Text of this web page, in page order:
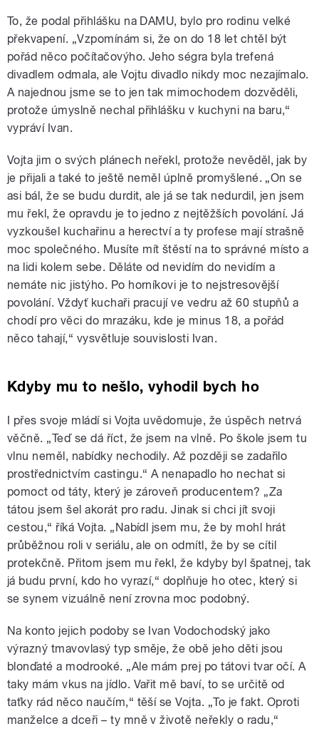
To, že podal přihlášku na DAMU, bylo pro rodinu velké
překvapení. „Vzpomínám si, že on do 18 let chtěl být
pořád něco počítačovýho. Jeho ségra byla trefená
divadlem odmala, ale Vojtu divadlo nikdy moc nezajímalo.
A najednou jsme se to jen tak mimochodem dozvěděli,
protože úmyslně nechal přihlášku v kuchyni na baru,“
vypráví Ivan.
Vojta jim o svých plánech neřekl, protože nevěděl, jak by
je přijali a také to ještě neměl úplně promyšlené. „On se
asi bál, že se budu durdit, ale já se tak nedurdil, jen jsem
mu řekl, že opravdu je to jedno z nejtěžších povolání. Já
vyzkoušel kuchařinu a herectví a ty profese mají strašně
moc společného. Musíte mít štěstí na to správné místo a
na lidi kolem sebe. Děláte od nevidím do nevidím a
nemáte nic jistýho. Po horníkovi je to nejstresovější
povolání. Vždyť kuchaři pracují ve vedru až 60 stupňů a
chodí pro věci do mrazáku, kde je minus 18, a pořád
něco tahají,“ vysvětluje souvislosti Ivan.
Kdyby mu to nešlo, vyhodil bych ho
I přes svoje mládí si Vojta uvědomuje, že úspěch netrvá
věčně. „Teď se dá říct, že jsem na vlně. Po škole jsem tu
vlnu neměl, nabídky nechodily. Až později se zadařilo
prostřednictvím castingu.“ A nenapadlo ho nechat si
pomoct od táty, který je zároveň producentem? „Za
tátou jsem šel akorát pro radu. Jinak si chci jít svoji
cestou,“ říká Vojta. „Nabídl jsem mu, že by mohl hrát
průběžnou roli v seriálu, ale on odmítl, že by se cítil
protekčně. Přitom jsem mu řekl, že kdyby byl špatnej, tak
já budu první, kdo ho vyrazí,“ doplňuje ho otec, který si
se synem vizuálně není zrovna moc podobný.
Na konto jejich podoby se Ivan Vodochodský jako
výrazný tmavovlasý typ směje, že obě jeho děti jsou
blonďaté a modrooké. „Ale mám prej po tátovi tvar očí. A
taky mám vkus na jídlo. Vařit mě baví, to se určitě od
taťky rád něco naučím,“ těší se Vojta. „To je fakt. Oproti
manželce a dceři – ty mně v životě neřekly o radu,“